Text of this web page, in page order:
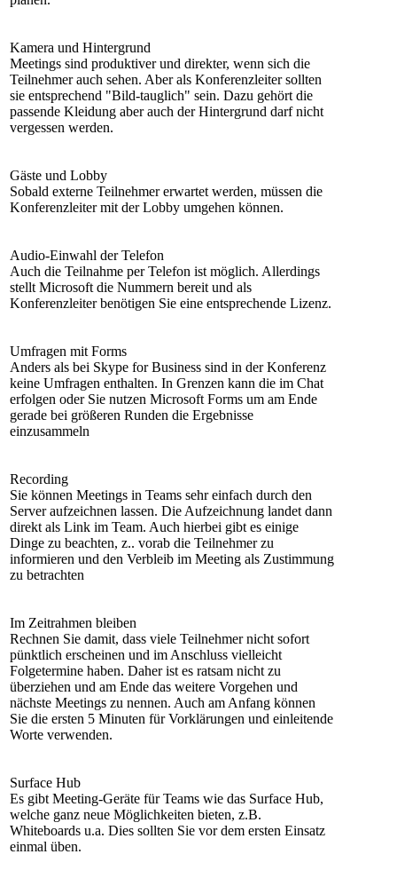
Kamera und Hintergrund
Meetings sind produktiver und direkter, wenn sich die
Teilnehmer auch sehen. Aber als Konferenzleiter sollten
sie entsprechend "Bild-tauglich" sein. Dazu gehört die
passende Kleidung aber auch der Hintergrund darf nicht
vergessen werden.
Gäste und Lobby
Sobald externe Teilnehmer erwartet werden, müssen die
Konferenzleiter mit der Lobby umgehen können.
Audio-Einwahl der Telefon
Auch die Teilnahme per Telefon ist möglich. Allerdings
stellt Microsoft die Nummern bereit und als
Konferenzleiter benötigen Sie eine entsprechende Lizenz.
Umfragen mit Forms
Anders als bei Skype for Business sind in der Konferenz
keine Umfragen enthalten. In Grenzen kann die im Chat
erfolgen oder Sie nutzen Microsoft Forms um am Ende
gerade bei größeren Runden die Ergebnisse
einzusammeln
Recording
Sie können Meetings in Teams sehr einfach durch den
Server aufzeichnen lassen. Die Aufzeichnung landet dann
direkt als Link im Team. Auch hierbei gibt es einige
Dinge zu beachten, z.. vorab die Teilnehmer zu
informieren und den Verbleib im Meeting als Zustimmung
zu betrachten
Im Zeitrahmen bleiben
Rechnen Sie damit, dass viele Teilnehmer nicht sofort
pünktlich erscheinen und im Anschluss vielleicht
Folgetermine haben. Daher ist es ratsam nicht zu
überziehen und am Ende das weitere Vorgehen und
nächste Meetings zu nennen. Auch am Anfang können
Sie die ersten 5 Minuten für Vorklärungen und einleitende
Worte verwenden.
Surface Hub
Es gibt Meeting-Geräte für Teams wie das Surface Hub,
welche ganz neue Möglichkeiten bieten, z.B.
Whiteboards u.a. Dies sollten Sie vor dem ersten Einsatz
einmal üben.